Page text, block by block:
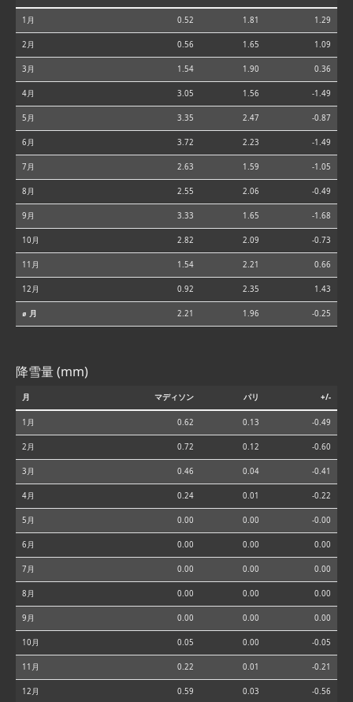
1月 0.52 1.81 1.29
2月 0.56 1.65 1.09
3月 1.54 1.90 0.36
4月 3.05 1.56 -1.49
5月 3.35 2.47 -0.87
6月 3.72 2.23 -1.49
7月 2.63 1.59 -1.05
8月 2.55 2.06 -0.49
9月 3.33 1.65 -1.68
10月 2.82 2.09 -0.73
11月 1.54 2.21 0.66
12月 0.92 2.35 1.43
⌀ 月 2.21 1.96 -0.25
降雪量 (mm)
月 マディソン パリ +/-
1月 0.62 0.13 -0.49
2月 0.72 0.12 -0.60
3月 0.46 0.04 -0.41
4月 0.24 0.01 -0.22
5月 0.00 0.00 -0.00
6月 0.00 0.00 0.00
7月 0.00 0.00 0.00
8月 0.00 0.00 0.00
9月 0.00 0.00 0.00
10月 0.05 0.00 -0.05
11月 0.22 0.01 -0.21
12月 0.59 0.03 -0.56